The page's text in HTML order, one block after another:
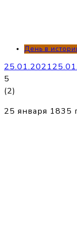
День в
25.01.2021
5
(2)
25 января 1835